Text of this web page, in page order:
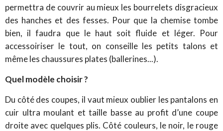
permettra de couvrir au mieux les bourrelets disgracieux
des hanches et des fesses. Pour que la chemise tombe
bien, il faudra que le haut soit fluide et léger. Pour
accessoiriser le tout, on conseille les petits talons et
même les chaussures plates (ballerines...).
Quel modèle choisir ?
Du côté des coupes, il vaut mieux oublier les pantalons en
cuir ultra moulant et taille basse au profit d’une coupe
droite avec quelques plis. Côté couleurs, le noir, le rouge